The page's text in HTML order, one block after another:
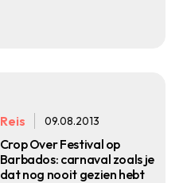
Reis 09.08.2013
Crop Over Festival op
Barbados: carnaval zoals je
dat nog nooit gezien hebt